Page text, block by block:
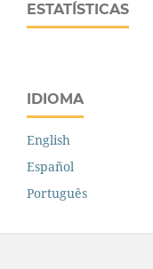
ESTATÍSTICAS
IDIOMA
English
Español
Português